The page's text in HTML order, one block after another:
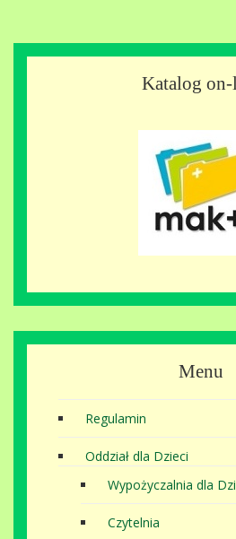
Katalog
Menu
Regulamin
Oddział dla Dzieci
Wypożyczalnia dla
Czytelnia